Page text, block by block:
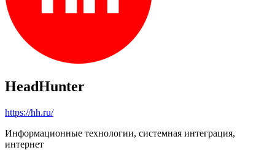
HeadHunter
https://hh.ru/
Информационные технологии, системная интеграция,
интернет